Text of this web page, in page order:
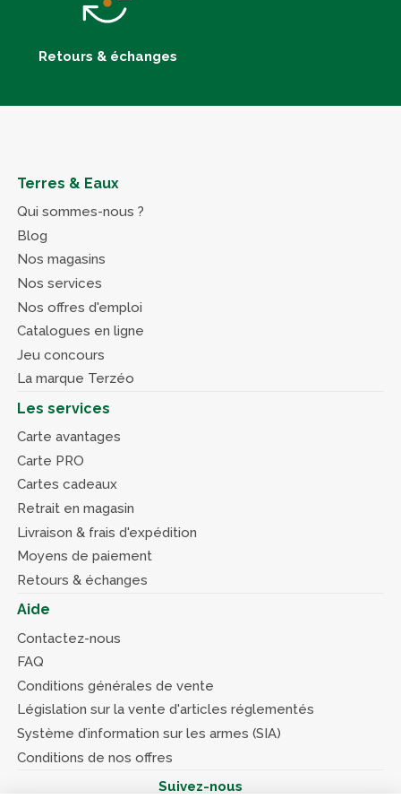
Retours & échanges
Terres & Eaux
Qui sommes-nous ?
Blog
Nos magasins
Nos services
Nos offres d'emploi
Catalogues en ligne
Jeu concours
La marque Terzéo
Les services
Carte avantages
Carte PRO
Cartes cadeaux
Retrait en magasin
Livraison & frais d'expédition
Moyens de paiement
Retours & échanges
Aide
Contactez-nous
FAQ
Conditions générales de vente
Législation sur la vente d'articles réglementés
Système d’information sur les armes (SIA)
Conditions de nos offres
Suivez-nous